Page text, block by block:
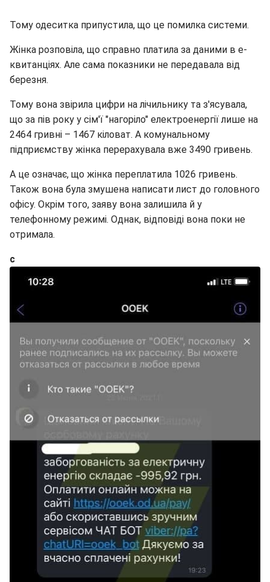
Тому одеситка припустила, що це помилка системи.
Жінка розповіла, що справно платила за даними в е-
квитанціях. Але сама показники не передавала від
березня.
Тому вона звірила цифри на лічильнику та з'ясувала,
що за пів року у сім'ї "нагоріло" електроенергії лише на
2464 гривні – 1467 кіловат. А комунальному
підприємству жінка перерахувала вже 3490 гривень.
А це означає, що жінка переплатила 1026 гривень.
Також вона була змушена написати лист до головного
офісу. Окрім того, заяву вона залишила й у
телефонному режимі. Однак, відповіді вона поки не
отримала.
с